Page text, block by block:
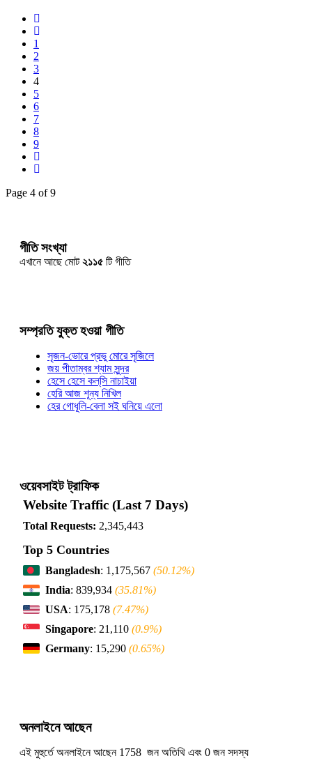
1
2
3
4
5
6
7
8
9
Page 4 of 9
গীতি সংখ্যা
এখানে আছে মোট২১১৫ টি গীতি
সম্প্রতি যুক্ত হওয়া গীতি
সৃজন-ভোরে প্রভু মোরে সৃজিলে
জয় পীতাম্বর শ্যাম সুন্দর
হেসে হেসে কল্‌সি নাচাইয়া
হেরি আজ শূন্য নিখিল
হের গোধূলি-বেলা সই ঘনিয়ে এলো
ওয়েবসাইট ট্রাফিক
Website Traffic (Last 7 Days)
Total Requests: 2,345,443
Top 5 Countries
Bangladesh: 1,175,567 (50.12%)
India: 839,934 (35.81%)
USA: 175,178 (7.47%)
Singapore: 21,110 (0.9%)
Germany: 15,290 (0.65%)
অনলাইনে আছেন
এই মুহুর্তে অনলাইনে আছেন 1758 জন অতিথি এবং 0 জন সদস্য